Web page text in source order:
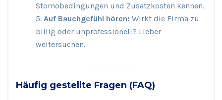
Stornobedingungen und Zusatzkosten kennen.
Auf Bauchgefühl hören: Wirkt die Firma zu
billig oder unprofessionell? Lieber
weitersuchen.
Häufig gestellte Fragen (FAQ)